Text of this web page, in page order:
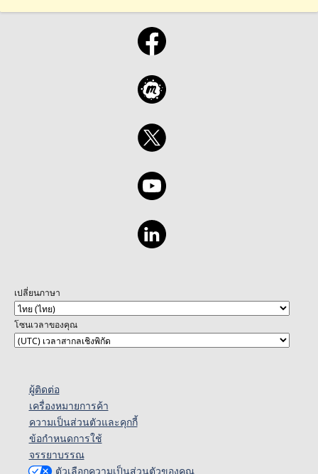
เปลี่ยนภาษา
โซนเวลาของคุณ
ผู้ติดต่อ
เครื่องหมายการค้า
ความเป็นส่วนตัวและคุกกี้
ข้อกำหนดการใช้
จรรยาบรรณ
ตัวเลือกความเป็นส่วนตัวของคุณ